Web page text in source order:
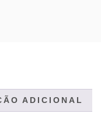
ADICIONAL